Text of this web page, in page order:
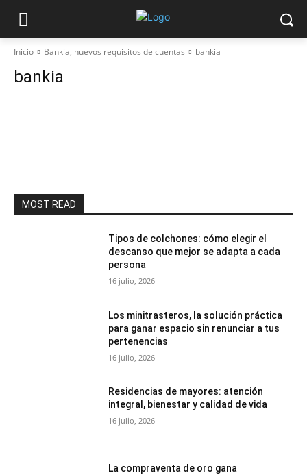
Inicio Bankia, nuevos requisitos de cuentas bankia
bankia
MOST READ
Tipos de colchones: cómo elegir el
descanso que mejor se adapta a cada
persona
16 julio, 2026
Los minitrasteros, la solución práctica
para ganar espacio sin renunciar a tus
pertenencias
16 julio, 2026
Residencias de mayores: atención
integral, bienestar y calidad de vida
16 julio, 2026
La compraventa de oro gana